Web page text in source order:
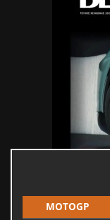
MOTOGP